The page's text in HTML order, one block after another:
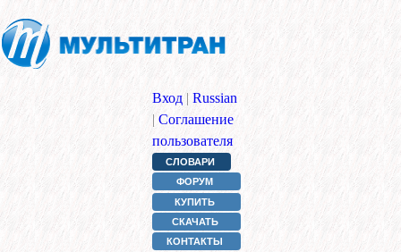
Вход | Russian
| Соглашение
пользователя
СЛОВАРИ
ФОРУМ
КУПИТЬ
СКАЧАТЬ
КОНТАКТЫ